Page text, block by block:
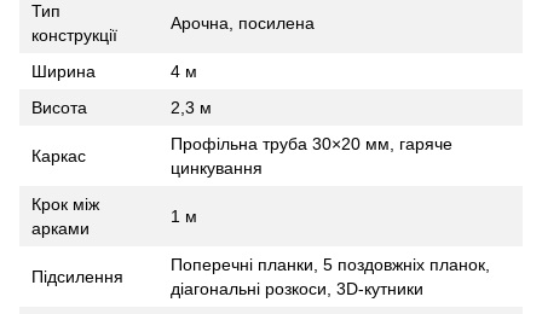
Тип
конструкції
Арочна, посилена
Ширина
4 м
Висота
2,3 м
Каркас
Профільна труба 30×20 мм, гаряче
цинкування
Крок між
арками
1 м
Підсилення
Поперечні планки, 5 поздовжніх планок,
діагональні розкоси, 3D‑кутники